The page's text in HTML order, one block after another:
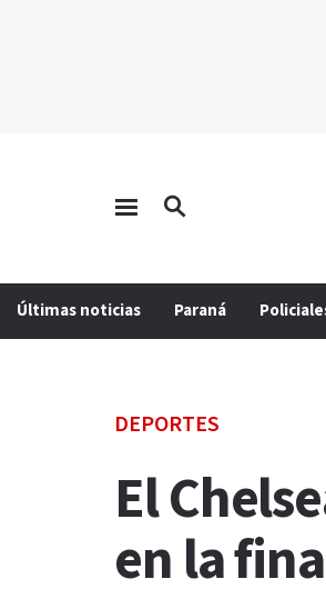
Últimas noticias Paraná
DEPORTES
El
en la